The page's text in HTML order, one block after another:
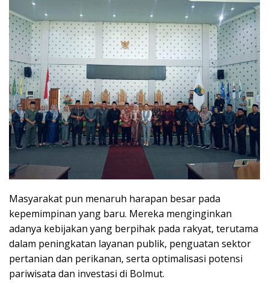
Masyarakat pun menaruh harapan besar pada
kepemimpinan yang baru. Mereka menginginkan
adanya kebijakan yang berpihak pada rakyat, terutama
dalam peningkatan layanan publik, penguatan sektor
pertanian dan perikanan, serta optimalisasi potensi
pariwisata dan investasi di Bolmut.